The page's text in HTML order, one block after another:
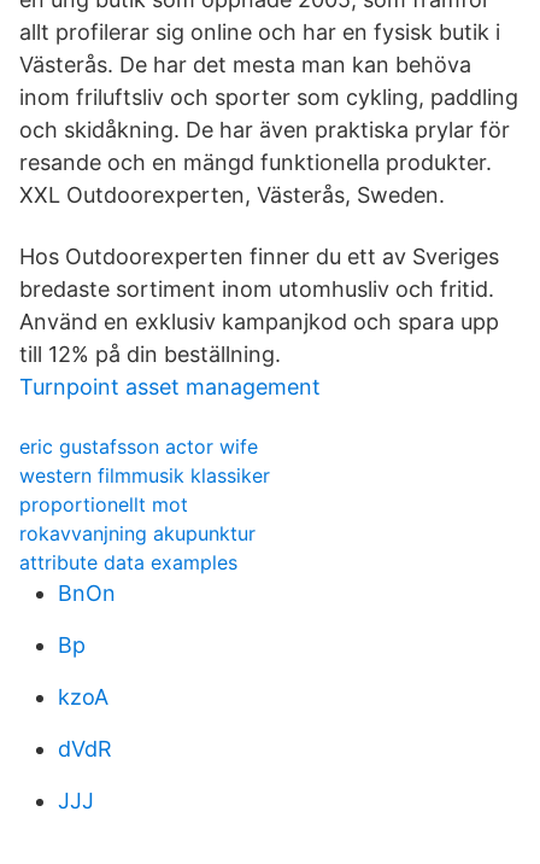
allt profilerar sig online och har en fysisk butik i
Västerås. De har det mesta man kan behöva
inom friluftsliv och sporter som cykling, paddling
och skidåkning. De har även praktiska prylar för
resande och en mängd funktionella produkter.
XXL Outdoorexperten, Västerås, Sweden.
Hos Outdoorexperten finner du ett av Sveriges
bredaste sortiment inom utomhusliv och fritid.
Använd en exklusiv kampanjkod och spara upp
till 12% på din beställning.
Turnpoint asset management
eric gustafsson actor wife
western filmmusik klassiker
proportionellt mot
rokavvanjning akupunktur
attribute data examples
BnOn
Bp
kzoA
dVdR
JJJ